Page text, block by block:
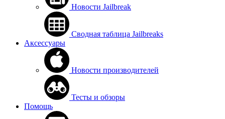
Новости Jailbreak
Сводная таблица Jailbreaks
Аксессуары
Новости производителей
Тесты и обзоры
Помощь